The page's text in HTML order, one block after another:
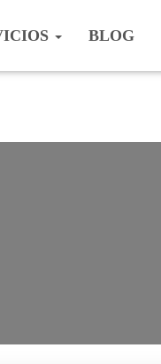
BLOG